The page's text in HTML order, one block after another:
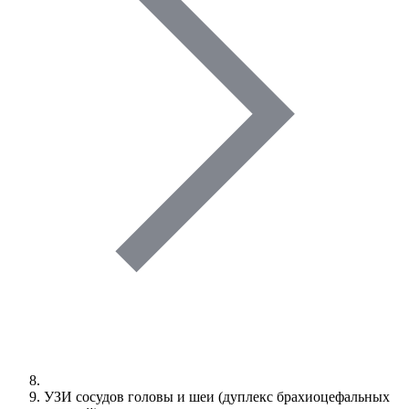
УЗИ сосудов головы и шеи (дуплекс брахиоцефальных